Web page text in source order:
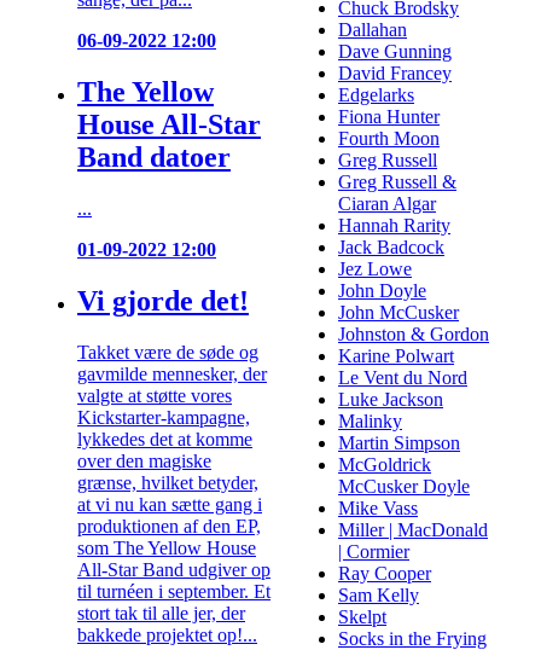
06-09-2022 12:00
The Yellow
House All-Star
Band datoer
...
01-09-2022 12:00
Vi gjorde det!
Takket være de søde og
gavmilde mennesker, der
valgte at støtte vores
Kickstarter-kampagne,
lykkedes det at komme
over den magiske
grænse, hvilket betyder,
at vi nu kan sætte gang i
produktionen af den EP,
som The Yellow House
All-Star Band udgiver op
til turnéen i september. Et
stort tak til alle jer, der
bakkede projektet op!...
Chuck Brodsky
Dallahan
Dave Gunning
David Francey
Edgelarks
Fiona Hunter
Fourth Moon
Greg Russell
Greg Russell &
Ciaran Algar
Hannah Rarity
Jack Badcock
Jez Lowe
John Doyle
John McCusker
Johnston & Gordon
Karine Polwart
Le Vent du Nord
Luke Jackson
Malinky
Martin Simpson
McGoldrick
McCusker Doyle
Mike Vass
Miller | MacDonald
| Cormier
Ray Cooper
Sam Kelly
Skelpt
Socks in the Frying